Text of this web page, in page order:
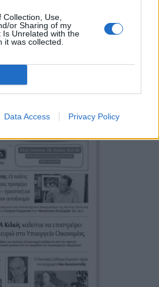
Use,
or Sharing of my
Is Unrelated with the
it was collected.
Data Access Privacy Policy